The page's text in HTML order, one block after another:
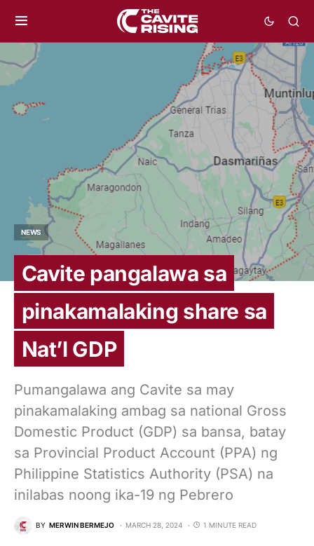
NEWS
Cavite pangalawa sa
pinakamalaking share sa
Nat’l GDP
Pumangalawa ang Cavite sa may
pinakamalaking ambag sa national Gross
Domestic Product (GDP) sa bansa, batay
sa Provincial Product Account (PPA) ng
Philippine Statistics Authority (PSA) na
inilabas noong ika-19 ng Pebrero
BY MERWIN BERMEJO MARCH 28, 2024 1 MINUTE READ